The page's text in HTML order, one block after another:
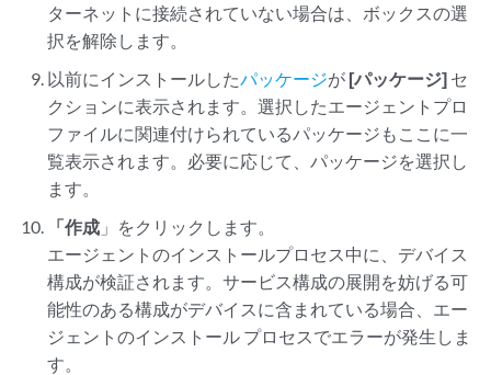
ターネットに接続されていない場合は、ボックスの選
択を解除します。
以前にインストールしたパッケージが [パッケージ] セ
クションに表示されます。選択したエージェントプロ
ファイルに関連付けられているパッケージもここに一
覧表示されます。必要に応じて、パッケージを選択し
ます。
「作成 」をクリックします。
エージェントのインストールプロセス中に、デバイス
構成が検証されます。サービス構成の展開を妨げる可
能性のある構成がデバイスに含まれている場合、エー
ジェントのインストール プロセスでエラーが発生しま
す。